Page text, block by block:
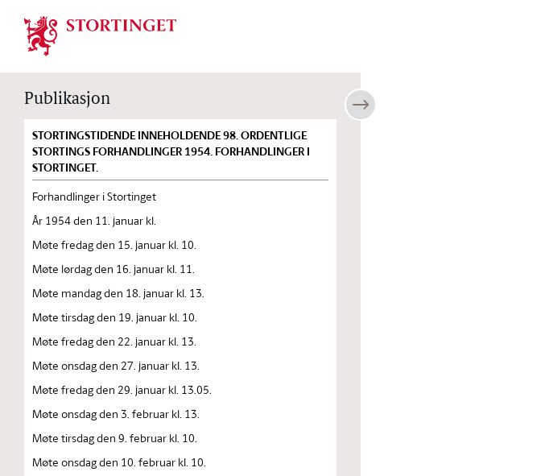
Stortinget.no
Publikasjon
STORTINGSTIDENDE INNEHOLDENDE 98. ORDENTLIGE
STORTINGS FORHANDLINGER 1954. FORHANDLINGER I
STORTINGET.
Forhandlinger i Stortinget
År 1954 den 11. januar kl.
Møte fredag den 15. januar kl. 10.
Møte lørdag den 16. januar kl. 11.
Møte mandag den 18. januar kl. 13.
Møte tirsdag den 19. januar kl. 10.
Møte fredag den 22. januar kl. 13.
Møte onsdag den 27. januar kl. 13.
Møte fredag den 29. januar kl. 13.05.
Møte onsdag den 3. februar kl. 13.
Møte tirsdag den 9. februar kl. 10.
Møte onsdag den 10. februar kl. 10.